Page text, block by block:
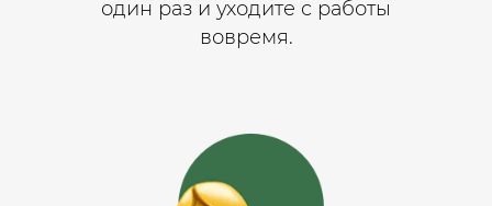
один раз и уходите с работы
вовремя.